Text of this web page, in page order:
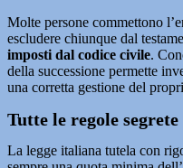
Molte persone commettono
escludere chiunque dal
imposti dal codice civile.
della successione permette
una corretta gestione del
Tutte le regole
La legge italiana tutela con